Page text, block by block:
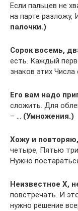
Если пальцев не
на парте разложу,
палочки.)
Сорок восемь,
есть. Каждый
знаков этих Числа
Его вам надо
сложить. Для
– … (Умножения.)
Хожу и повторяю,
четыре, Пятью
Нужно
Неизвестное X,
повстречать. И
нужно решение